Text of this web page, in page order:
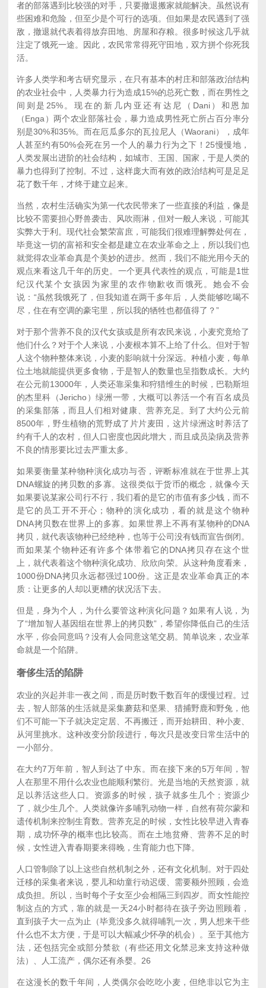
者的部落遇到比较强的对手，只要撤退搬家就能解决。虽然说有
些困难和危险，但至少是个可行的选项。但如果是农民遇到了强
敌，撤退就代表着得放弃田地、房屋和存粮。很多时候这几乎就
注定了饿死一途。因此，农民常常得死守田地，双方拼个你死我
活。
许多人类学和考古研究显示，在只有基本的村庄和部落政治结构
的农业社会中，人类暴力行为造成15%的总死亡数，而在男性之
间则是25%。现在的新几内亚还有达尼（Dani）和恩加
（Enga）两个农业部落社会，暴力造成男性死亡所占百分率分
别是30%和35%。而在厄瓜多尔的瓦拉尼人（Waorani），成年
人甚至约有50%会死在另一个人的暴力行为之下！ 25慢慢地，
人类发展出进阶的社会结构，如城市、王国、国家，于是人类的
暴力也得到了控制。不过，这样庞大而有效的政治结构可是足足
花了数千年，才终于建立起来。
当然，农村生活确实为第一代农民带来了一些直接的利益，像是
比较不需要担心野兽袭击、风吹雨淋，但对一般人来说，可能其
实弊大于利。现代社会繁荣富庶，可能我们很难理解弊处何在，
毕竟这一切的富裕和安全都是建立在农业革命之上，所以我们也
就觉得农业革命真是个美妙的进步。然而，我们不能光用今天的
观点来看这几千年的历史。一个更具代表性的观点，可能是1世
纪汉代某个女孩因为家里的农作物歉收而饿死。她会不会
说：“虽然我饿死了，但我知道在两千多年后，人类能够吃喝不
尽，住在有空调的豪宅里，所以我的牺牲也都值得了？”
对于那个营养不良的汉代女孩或是所有农民来说，小麦究竟给了
他们什么？对于个人来说，小麦根本算不上给了什么。但对于智
人这个物种整体来说，小麦的影响就十分深远。种植小麦，每单
位土地就能提供更多食物，于是智人的数量也呈指数成长。大约
在公元前13000年，人类还靠采集和狩猎维生的时候，巴勒斯坦
的杰里科（Jericho）绿洲一带，大概可以养活一个有百名成员
的采集部落，而且人们相对健康、营养充足。到了大约公元前
8500年，野生植物的荒野成了片片麦田，这片绿洲这时养活了
约有千人的农村，但人口密度也因此增大，而且成员染病及营养
不良的情形要比过去严重太多。
如果要衡量某种物种演化成功与否，评断标准就在于世界上其
DNA螺旋的拷贝数的多寡。这很类似于货币的概念，就像今天
如果要说某家公司行不行，我们看的是它的市值有多少钱，而不
是它的员工开不开心；物种的演化成功，看的就是这个物种
DNA拷贝数在世界上的多寡。如果世界上不再有某物种的DNA
拷贝，就代表该物种已经绝种，也等于公司没有钱而宣告倒闭。
而如果某个物种还有许多个体带着它的DNA拷贝存在这个世
上，就代表着这个物种演化成功、欣欣向荣。从这种角度看来，
1000份DNA拷贝永远都强过100份。这正是农业革命真正的本
质：让更多的人却以更糟的状况活下去。
但是，身为个人，为什么要管这种演化问题？如果有人说，为
了“增加智人基因组在世界上的拷贝数”，希望你降低自己的生活
水平，你会同意吗？没有人会同意这笔交易。简单说来，农业革
命就是一个陷阱。
奢侈生活的陷阱
农业的兴起并非一夜之间，而是历时数千数百年的缓慢过程。过
去，智人部落的生活就是采集蘑菇和坚果、猎捕野鹿和野兔，他
们不可能一下子就决定定居、不再搬迁，而开始耕田、种小麦、
从河里挑水。这种改变分阶段进行，每次只是改变日常生活中的
一小部分。
在大约7万年前，智人到达了中东。而在接下来的5万年间，智
人在那里不用什么农业也能顺利繁衍。光是当地的天然资源，就
足以养活这些人口。资源多的时候，孩子就多生几个；资源少
了，就少生几个。人类就像许多哺乳动物一样，自然有荷尔蒙和
遗传机制来控制生育数。营养充足的时候，女性比较早进入青春
期，成功怀孕的概率也比较高。而在土地贫瘠、营养不足的时
候，女性进入青春期要来得晚，生育能力也下降。
人口管制除了以上这些自然机制之外，还有文化机制。对于四处
迁移的采集者来说，婴儿和幼童行动迟缓、需要额外照顾，会造
成负担。所以，当时每个子女至少会相隔三到四岁。而女性能控
制这点的方式，靠的就是一天24小时都待在孩子旁边照顾着，
直到孩子大一点为止（毕竟没多久就得哺乳一次，男人想来干些
什么也不太方便，于是可以大幅减少怀孕的机会）。至于其他方
法，还包括完全或部分禁欲（有些还用文化禁忌来支持这种做
法）、人工流产，偶尔还有杀婴。 26
在这漫长的数千年间，人类偶尔会吃吃小麦，但绝非以它为主